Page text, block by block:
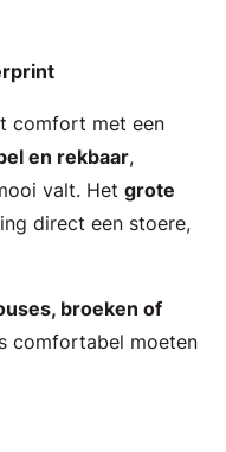
comfort met een
en rekbaar,
valt. Het grote
direct een stoere,
broeken of
comfortabel moeten